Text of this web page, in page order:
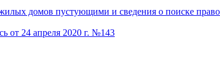
домов пустующими и сведения о поиске
от 24 апреля 2020 г. №143